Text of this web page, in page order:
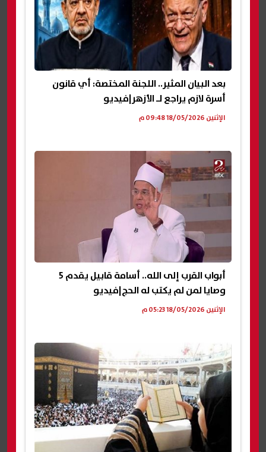
بعد البيان المثير.. اللجنة المختصة: أي قانون
أسرة لازم يراجع لـ الأزهر|فيديو
الإثنين 18/05/2026 09:48 م
أبواب القرب إلى الله.. أسامة قابيل يقدم 5
وصايا لمن لم يكتب له الحج|فيديو
الإثنين 18/05/2026 05:23 م